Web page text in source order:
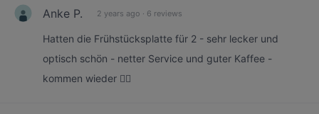
Anke P. 2 years ago · 6 reviews
Hatten die Frühstücksplatte für 2 - sehr lecker und
optisch schön - netter Service und guter Kaffee -
kommen wieder 👍🏽